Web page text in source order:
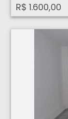
R$ 1.600,00